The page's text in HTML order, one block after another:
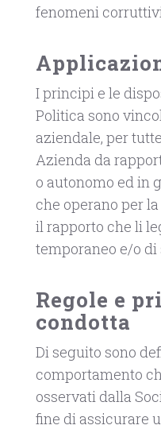
fenomeni
I principi e le
Politica sono
aziendale, per
Azienda da
o autonomo ed in
che operano per
il rapporto che li
temporaneo e/o di
Regole e
condotta
Di seguito sono
comportamento
osservati dalla
fine di assicurare